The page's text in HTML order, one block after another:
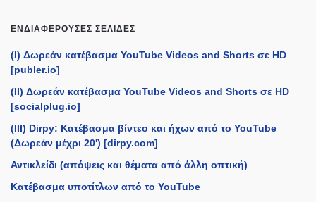
ΕΝΔΙΑΦΈΡΟΥΣΕΣ ΣΕΛΊΔΕΣ
(I) Δωρεάν κατέβασμα YouTube Videos and Shorts σε HD
[publer.io]
(II) Δωρεάν κατέβασμα YouTube Videos and Shorts σε HD
[socialplug.io]
(III) Dirpy: Κατέβασμα βίντεο και ήχων από το YouTube
(Δωρεάν μέχρι 20') [dirpy.com]
Αντικλείδι (απόψεις και θέματα από άλλη οπτική)
Κατέβασμα υποτίτλων από το YouTube